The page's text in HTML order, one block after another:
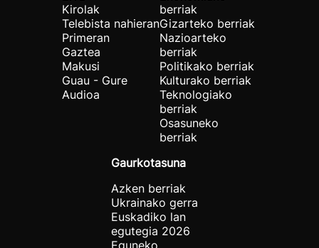
Kirolak
Telebista nahieran
Primeran
Gaztea
Makusi
Guau - Gure
Audioa
berriak
Gizarteko berriak
Nazioarteko
berriak
Politikako berriak
Kulturako berriak
Teknologiako
berriak
Osasuneko
berriak
Gaurkotasuna
Azken berriak
Ukrainako gerra
Euskadiko lan
egutegia 2026
Eguneko